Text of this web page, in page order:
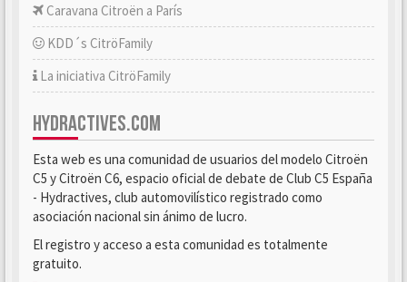
Caravana Citroën a París
KDD´s CitröFamily
La iniciativa CitröFamily
HYDRACTIVES.COM
Esta web es una comunidad de usuarios del modelo Citroën
C5 y Citroën C6, espacio oficial de debate de Club C5 España
- Hydractives, club automovilístico registrado como
asociación nacional sin ánimo de lucro.
El registro y acceso a esta comunidad es totalmente
gratuito.